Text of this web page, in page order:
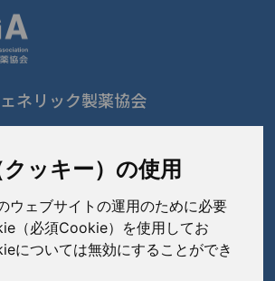
ッキー）の使用
ウェブサイトの運用のために必要
（必須Cookie）を使用してお
については無効にすることができ
ネリック製薬協会
/ FAX: 03-3241-2978
薬株式会社